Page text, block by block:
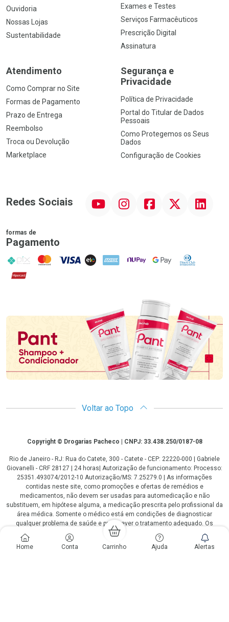
Home Conta Carrinho Ajuda Alertas
Ouvidoria
Nossas Lojas
Sustentabilidade
Exames e Testes
Serviços Farmacêuticos
Prescrição Digital
Assinatura
Atendimento
Como Comprar no Site
Formas de Pagamento
Prazo de Entrega
Reembolso
Troca ou Devolução
Marketplace
Segurança e
Privacidade
Política de Privacidade
Portal do Titular de Dados
Pessoais
Como Protegemos os Seus
Dados
Configuração de Cookies
Redes Sociais InstagramFacebookTwitter Linkedin
formas de
Pagamento
PIX MasterCard
VISA ELO AMEX NuPay Google PayDiners Club
Hipercard
Voltar ao Topo
CopyrightCopyright © Drogarias Pacheco | CNPJ: 33.438.250/0187-08
Rio de Janeiro - RJ: Rua do Catete, 300 - Catete - CEP: 22220-000 | Gabriele
Giovanelli - CRF 28127 | 24 horas| Autorização de funcionamento: Processo:
25351.493074/2012-10 Autorização/MS: 7.25279.0 | As informações
contidas neste site, como promoções e ofertas de remédios e
medicamentos, não devem ser usadas para automedicação e não
substituem, em hipótese alguma, a medicação prescrita pelo profissional da
área médica. Somente o médico está em condições de diagnosticar
qualquer problema de saúde e prescrever o tratamento adequado. Os
preços e as promoções são válidos apenas para compras via internet. As
fotos contidas em nosso site são meramente ilustrativas. *Preços e
disponibilidade sujeitos a alterações no decorrer do dia. Antibióticos e